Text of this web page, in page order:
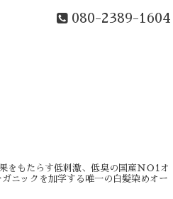
080-2389-1604
をもたらす低刺激、低臭の国産ＮＯ1オ
ニックを加学する唯一の白髪染めオー